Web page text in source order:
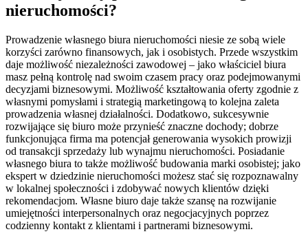
nieruchomości?
Prowadzenie własnego biura nieruchomości niesie ze sobą wiele
korzyści zarówno finansowych, jak i osobistych. Przede wszystkim
daje możliwość niezależności zawodowej – jako właściciel biura
masz pełną kontrolę nad swoim czasem pracy oraz podejmowanymi
decyzjami biznesowymi. Możliwość kształtowania oferty zgodnie z
własnymi pomysłami i strategią marketingową to kolejna zaleta
prowadzenia własnej działalności. Dodatkowo, sukcesywnie
rozwijające się biuro może przynieść znaczne dochody; dobrze
funkcjonująca firma ma potencjał generowania wysokich prowizji
od transakcji sprzedaży lub wynajmu nieruchomości. Posiadanie
własnego biura to także możliwość budowania marki osobistej; jako
ekspert w dziedzinie nieruchomości możesz stać się rozpoznawalny
w lokalnej społeczności i zdobywać nowych klientów dzięki
rekomendacjom. Własne biuro daje także szansę na rozwijanie
umiejętności interpersonalnych oraz negocjacyjnych poprzez
codzienny kontakt z klientami i partnerami biznesowymi.